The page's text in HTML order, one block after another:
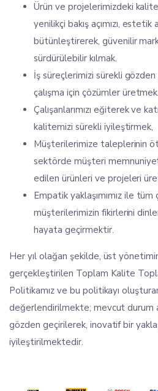
Ürün ve projelerimizdeki kalite
yenilikçi bakış açımızı, estetik
bütünleştirerek, güvenilir
sürdürülebilir kılmak.
İş süreçlerimizi sürekli
çalışma için çözümler üretmek.
Çalışanlarımızı eğiterek ve
kalitemizi sürekli iyileştirmek,
Müşterilerimize taleplerinin
sektörde müşteri
edilen ürünleri ve projeleri
Empatik yaklaşımımız ile tüm
müşterilerimizin fikirlerini
hayata geçirmektir.
Her yıl olağan şekilde, üst
gerçekleştirilen Toplam Kalite
Politikamız ve bu politikayı
değerlendirilmekte; mevcut durum
gözden geçirilerek, inovatif bir
iyileştirilmektedir.